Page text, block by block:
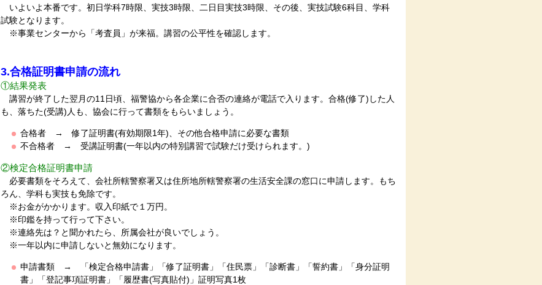
いよいよ本番です。初日学科7時限、実技3時限、二日目実技3時限、その後、実技試験6科目、学科
試験となります。
※事業センターから「考査員」が来福。講習の公平性を確認します。
3.合格証明書申請の流れ
①結果発表
講習が終了した翌月の11日頃、福警協から各企業に合否の連絡が電話で入ります。合格(修了)した人
も、落ちた(受講)人も、協会に行って書類をもらいましょう。
合格者 → 修了証明書(有効期限1年)、その他合格申請に必要な書類
不合格者 → 受講証明書(一年以内の特別講習で試験だけ受けられます。)
②検定合格証明書申請
必要書類をそろえて、会社所轄警察署又は住所地所轄警察署の生活安全課の窓口に申請します。もち
ろん、学科も実技も免除です。
※お金がかかります。収入印紙で１万円。
※印鑑を持って行って下さい。
※連絡先は？と聞かれたら、所属会社が良いでしょう。
※一年以内に申請しないと無効になります。
申請書類 → 「検定合格申請書」「修了証明書」「住民票」「診断書」「誓約書」「身分証明
書」「登記事項証明書」「履歴書(写真貼付)」証明写真1枚